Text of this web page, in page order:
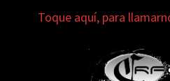
Toque aquí, para